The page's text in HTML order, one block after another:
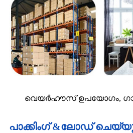
വെയർഹൗസ് ഉപയോഗം,
പാക്കിംഗ് &ലോഡ്